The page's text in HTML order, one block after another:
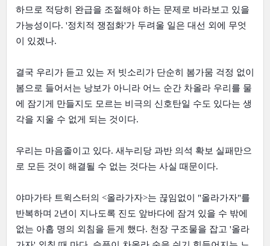
하므로 적당히 완급을 조절해야 하는 문제로 바라보고 있을
가능성이다. '정치적 쟁점화'가 두려울 일은 대선 외에 무엇
이 있겠나.
결국 우리가 듣고 있는 저 빗소리가 단순히 봄가뭄 걱정 없이
봄으로 들어서는 낭보가 아니라 어느 순간 차올라 우리를 물
에 잠기게 만들지도 모르는 비극의 신호탄일 수도 있다는 생
각을 지울 수 없게 되는 것이다.
우리는 마음졸이고 있다. 새누리당 과반 의석 확보 실패만으
로 모든 것이 해결될 수 없는 것다는 사실 때문이다.
야마가타 트윅스터의 <올라가자>는 끊임없이 "올라가자"를
반복하며 2년이 지나도록 진도 앞바다에 잠겨 있을 수 밖에
없는 아홉 명의 외침을 듣게 했다. 천장 구조물을 잡고 '올라